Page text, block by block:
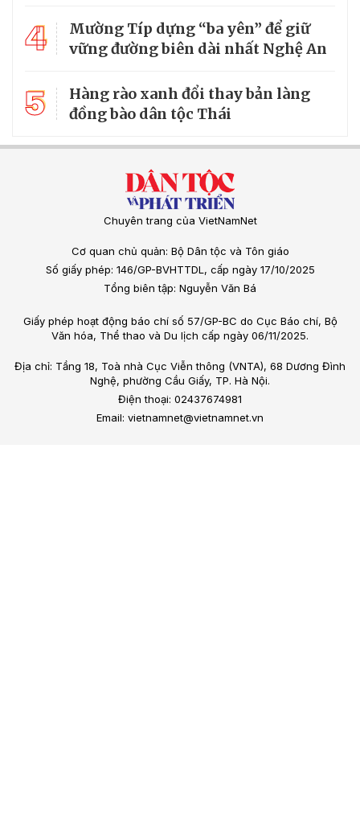
4
Mường Típ dựng “ba yên” để giữ
vững đường biên dài nhất Nghệ An
5
Hàng rào xanh đổi thay bản làng
đồng bào dân tộc Thái
Chuyên trang của VietNamNet
Cơ quan chủ quản: Bộ Dân tộc và Tôn giáo
Số giấy phép: 146/GP-BVHTTDL, cấp ngày 17/10/2025
Tổng biên tập: Nguyễn Văn Bá
Giấy phép hoạt động báo chí số 57/GP-BC do Cục Báo chí, Bộ
Văn hóa, Thể thao và Du lịch cấp ngày 06/11/2025.
Địa chỉ: Tầng 18, Toà nhà Cục Viễn thông (VNTA), 68 Dương Đình
Nghệ, phường Cầu Giấy, TP. Hà Nội.
Điện thoại: 02437674981
Email: vietnamnet@vietnamnet.vn